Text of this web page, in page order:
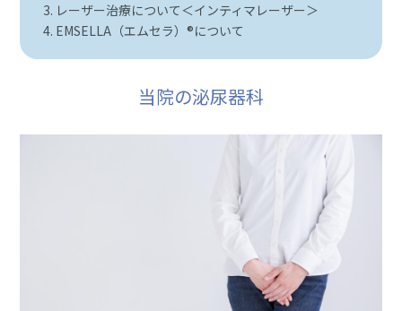
レーザー治療について＜インティマレーザー＞
EMSELLA（エムセラ）®︎について
当院の泌尿器科